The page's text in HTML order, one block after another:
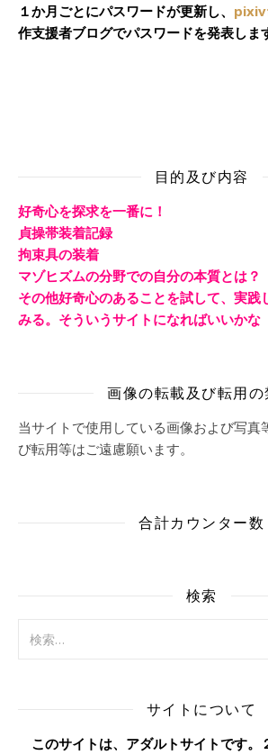
１か月ごとにパスワードが更新し、
作支援者ブログでパスワードを発表しま
目的及び内容
好奇心を探求を一番に！
貞操帯装着記録
拘束具の装着
マゾヒズムの分野での自分の本質とは？
その他好奇心のあることを試して、実践
みる。そういうサイトになればいいかな
画像の転載及び転用の
当サイトで使用している画像および写真
び転用等はご遠慮願います。
合計カウンター数
検索
サイトについて
このサイトは、アダルトサイトです。